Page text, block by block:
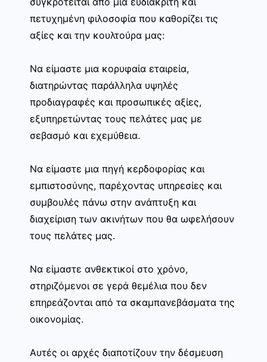
πετυχημένη φιλοσοφία που καθορίζει τις
αξίες και την κουλτούρα μας:
Να είμαστε μια κορυφαία εταιρεία,
διατηρώντας παράλληλα υψηλές
προδιαγραφές και προσωπικές αξίες,
εξυπηρετώντας τους πελάτες μας με
σεβασμό και εχεμύθεια.
Να είμαστε μια πηγή κερδοφορίας και
εμπιστοσύνης, παρέχοντας υπηρεσίες και
συμβουλές πάνω στην ανάπτυξη και
διαχείριση των ακινήτων που θα ωφελήσουν
τους πελάτες μας.
Να είμαστε ανθεκτικοί στο χρόνο,
στηριζόμενοι σε γερά θεμέλια που δεν
επηρεάζονται από τα σκαμπανεβάσματα της
οικονομίας.
Αυτές οι αρχές διαποτίζουν την δέσμευση